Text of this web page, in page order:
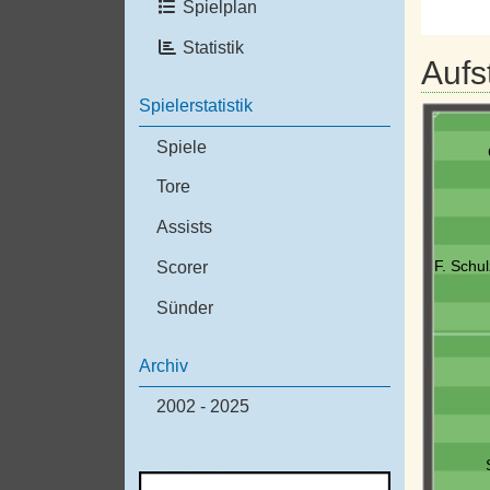
Spielplan
Statistik
Spielerstatistik
Spiele
Tore
Assists
Scorer
Sünder
Archiv
2002 - 2025
F.